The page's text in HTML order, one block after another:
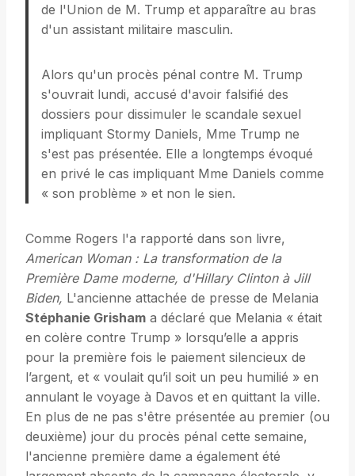
de l'Union de M. Trump et apparaître au bras
d'un assistant militaire masculin.
Alors qu'un procès pénal contre M. Trump
s'ouvrait lundi, accusé d'avoir falsifié des
dossiers pour dissimuler le scandale sexuel
impliquant Stormy Daniels, Mme Trump ne
s'est pas présentée. Elle a longtemps évoqué
en privé le cas impliquant Mme Daniels comme
« son problème » et non le sien.
Comme Rogers l'a rapporté dans son livre,
American Woman : La transformation de la
Première Dame moderne, d'Hillary Clinton à Jill
Biden, L'ancienne attachée de presse de Melania
Stéphanie Grisham a déclaré que Melania « était
en colère contre Trump » lorsqu’elle a appris
pour la première fois le paiement silencieux de
l’argent, et « voulait qu’il soit un peu humilié » en
annulant le voyage à Davos et en quittant la ville.
En plus de ne pas s'être présentée au premier (ou
deuxième) jour du procès pénal cette semaine,
l'ancienne première dame a également été